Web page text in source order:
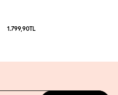
1.799,90TL